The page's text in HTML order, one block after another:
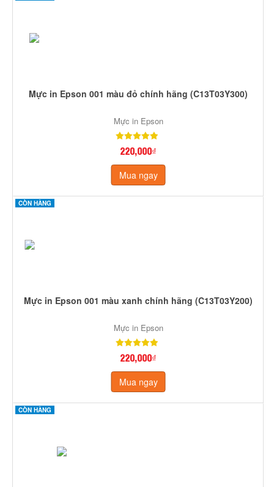
Mực in Epson 001 màu đỏ chính hãng (C13T03Y300)
Mực in Epson
220,000₫
Mua ngay
CÒN HÀNG
Mực in Epson 001 màu xanh chính hãng (C13T03Y200)
Mực in Epson
220,000₫
Mua ngay
CÒN HÀNG